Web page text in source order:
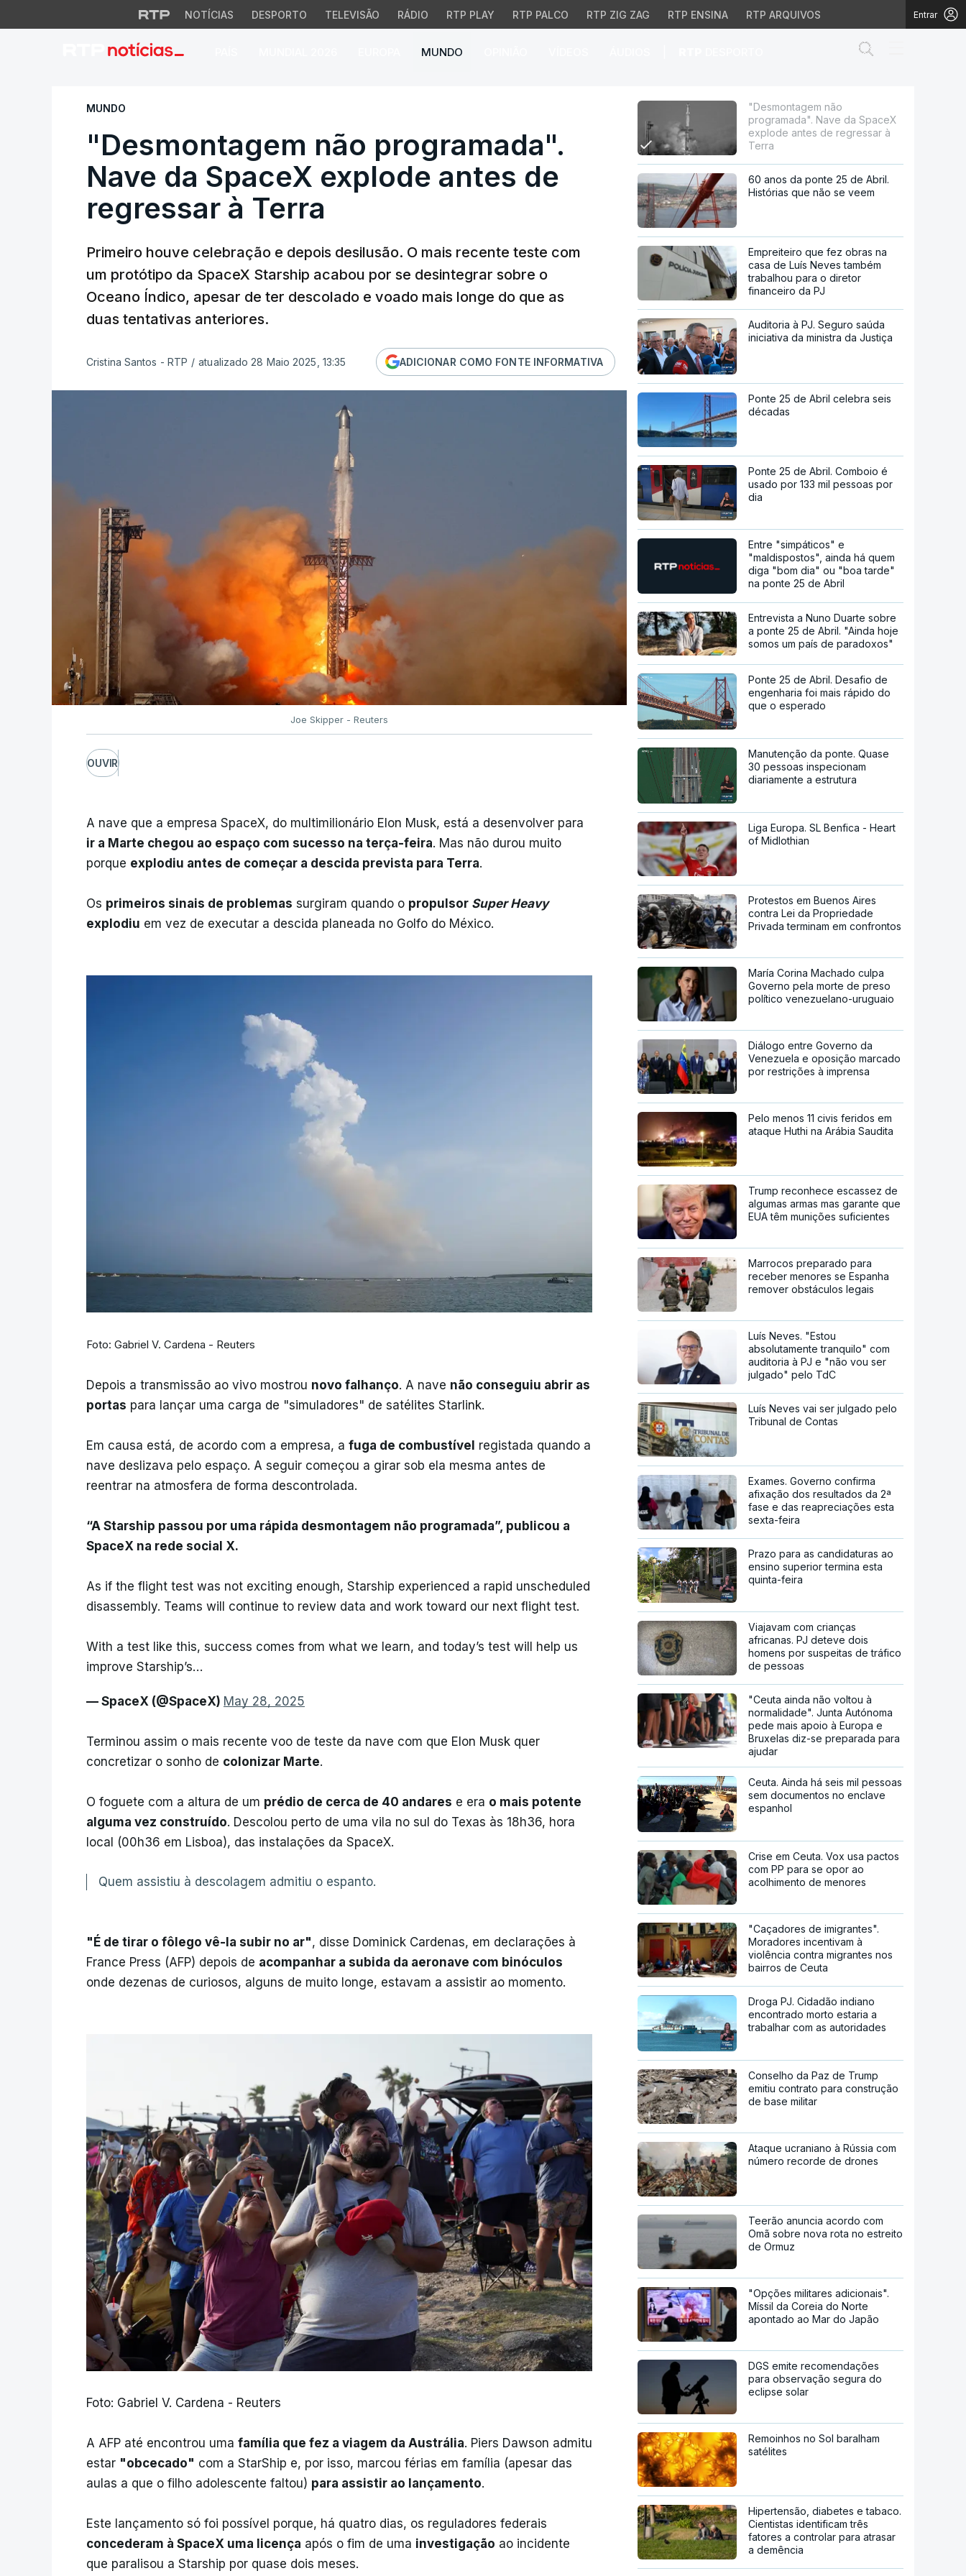
NOTÍCIAS DESPORTO TELEVISÃO RÁDIO RTP PLAY RTP PALCO RTP ZIG ZAG RTP ENSINA RTP ARQUIVOS Entrar
MUNDO
"Desmontagem não programada". Nave da SpaceX explode
MUNDO
"Desmontagem não programada".
Nave da SpaceX explode antes de
regressar à Terra
Primeiro houve celebração e depois desilusão. O mais recente teste com
um protótipo da SpaceX Starship acabou por se desintegrar sobre o
Oceano Índico, apesar de ter descolado e voado mais longe do que as
duas tentativas anteriores.
Cristina Santos - RTP / atualizado 28 Maio 2025, 13:35 ADICIONAR COMO FONTE INFORMATIVA
Joe Skipper - Reuters
OUVIR
A nave que a empresa SpaceX, do multimilionário Elon Musk, está a desenvolver para
ir a Marte chegou ao espaço com sucesso na terça-feira. Mas não durou muito
porque explodiu antes de começar a descida prevista para Terra.
Os primeiros sinais de problemas surgiram quando o propulsor Super Heavy
explodiu em vez de executar a descida planeada no Golfo do México.
Foto: Gabriel V. Cardena - Reuters
Depois a transmissão ao vivo mostrou novo falhanço. A nave não conseguiu abrir as
portas para lançar uma carga de "simuladores" de satélites Starlink.
Em causa está, de acordo com a empresa, a fuga de combustível registada quando a
nave deslizava pelo espaço. A seguir começou a girar sob ela mesma antes de
reentrar na atmosfera de forma descontrolada.
“A Starship passou por uma rápida desmontagem não programada”, publicou a
SpaceX na rede social X.
As if the flight test was not exciting enough, Starship experienced a rapid unscheduled
disassembly. Teams will continue to review data and work toward our next flight test.
With a test like this, success comes from what we learn, and today’s test will help us
improve Starship’s…
— SpaceX (@SpaceX) May 28, 2025
Terminou assim o mais recente voo de teste da nave com que Elon Musk quer
concretizar o sonho de colonizar Marte.
O foguete com a altura de um prédio de cerca de 40 andares e era o mais potente
alguma vez construído. Descolou perto de uma vila no sul do Texas às 18h36, hora
local (00h36 em Lisboa), das instalações da SpaceX.
Quem assistiu à descolagem admitiu o espanto.
"É de tirar o fôlego vê-la subir no ar", disse Dominick Cardenas, em declarações à
France Press (AFP) depois de acompanhar a subida da aeronave com binóculos
onde dezenas de curiosos, alguns de muito longe, estavam a assistir ao momento.
Foto: Gabriel V. Cardena - Reuters
A AFP até encontrou uma família que fez a viagem da Austrália. Piers Dawson admitu
estar "obcecado" com a StarShip e, por isso, marcou férias em família (apesar das
aulas a que o filho adolescente faltou) para assistir ao lançamento.
Este lançamento só foi possível porque, há quatro dias, os reguladores federais
concederam à SpaceX uma licença após o fim de uma investigação ao incidente
que paralisou a Starship por quase dois meses.
"Desmontagem não
programada". Nave da SpaceX
explode antes de regressar à
Terra
60 anos da ponte 25 de Abril.
Histórias que não se veem
Empreiteiro que fez obras na
casa de Luís Neves também
trabalhou para o diretor
financeiro da PJ
Auditoria à PJ. Seguro saúda
iniciativa da ministra da Justiça
Ponte 25 de Abril celebra seis
décadas
Ponte 25 de Abril. Comboio é
usado por 133 mil pessoas por
dia
Entre "simpáticos" e
"maldispostos", ainda há quem
diga "bom dia" ou "boa tarde"
na ponte 25 de Abril
Entrevista a Nuno Duarte sobre
a ponte 25 de Abril. "Ainda hoje
somos um país de paradoxos"
Ponte 25 de Abril. Desafio de
engenharia foi mais rápido do
que o esperado
Manutenção da ponte. Quase
30 pessoas inspecionam
diariamente a estrutura
Liga Europa. SL Benfica - Heart
of Midlothian
Protestos em Buenos Aires
contra Lei da Propriedade
Privada terminam em confrontos
María Corina Machado culpa
Governo pela morte de preso
político venezuelano-uruguaio
Diálogo entre Governo da
Venezuela e oposição marcado
por restrições à imprensa
Pelo menos 11 civis feridos em
ataque Huthi na Arábia Saudita
Trump reconhece escassez de
algumas armas mas garante que
EUA têm munições suficientes
Marrocos preparado para
receber menores se Espanha
remover obstáculos legais
Luís Neves. "Estou
absolutamente tranquilo" com
auditoria à PJ e "não vou ser
julgado" pelo TdC
Luís Neves vai ser julgado pelo
Tribunal de Contas
Exames. Governo confirma
afixação dos resultados da 2ª
fase e das reapreciações esta
sexta-feira
Prazo para as candidaturas ao
ensino superior termina esta
quinta-feira
Viajavam com crianças
africanas. PJ deteve dois
homens por suspeitas de tráfico
de pessoas
"Ceuta ainda não voltou à
normalidade". Junta Autónoma
pede mais apoio à Europa e
Bruxelas diz-se preparada para
ajudar
Ceuta. Ainda há seis mil pessoas
sem documentos no enclave
espanhol
Crise em Ceuta. Vox usa pactos
com PP para se opor ao
acolhimento de menores
"Caçadores de imigrantes".
Moradores incentivam à
violência contra migrantes nos
bairros de Ceuta
Droga PJ. Cidadão indiano
encontrado morto estaria a
trabalhar com as autoridades
Conselho da Paz de Trump
emitiu contrato para construção
de base militar
Ataque ucraniano à Rússia com
número recorde de drones
Teerão anuncia acordo com
Omã sobre nova rota no estreito
de Ormuz
"Opções militares adicionais".
Míssil da Coreia do Norte
apontado ao Mar do Japão
DGS emite recomendações
para observação segura do
eclipse solar
Remoinhos no Sol baralham
satélites
Hipertensão, diabetes e tabaco.
Cientistas identificam três
fatores a controlar para atrasar
a demência